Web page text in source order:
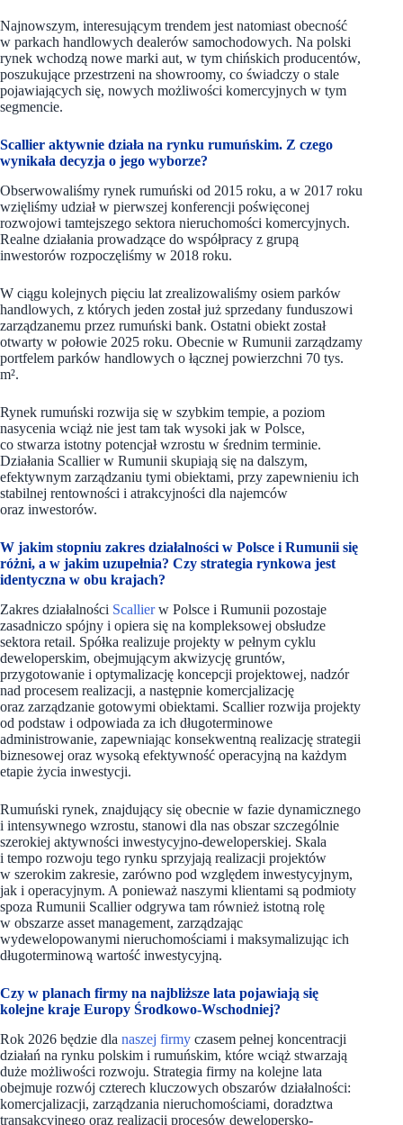
Najnowszym, interesującym trendem jest natomiast obecność
w parkach handlowych dealerów samochodowych. Na polski
rynek wchodzą nowe marki aut, w tym chińskich producentów,
poszukujące przestrzeni na showroomy, co świadczy o stale
pojawiających się, nowych możliwości komercyjnych w tym
segmencie.
Scallier aktywnie działa na rynku rumuńskim. Z czego
wynikała decyzja o jego wyborze?
Obserwowaliśmy rynek rumuński od 2015 roku, a w 2017 roku
wzięliśmy udział w pierwszej konferencji poświęconej
rozwojowi tamtejszego sektora nieruchomości komercyjnych.
Realne działania prowadzące do współpracy z grupą
inwestorów rozpoczęliśmy w 2018 roku.
W ciągu kolejnych pięciu lat zrealizowaliśmy osiem parków
handlowych, z których jeden został już sprzedany funduszowi
zarządzanemu przez rumuński bank. Ostatni obiekt został
otwarty w połowie 2025 roku. Obecnie w Rumunii zarządzamy
portfelem parków handlowych o łącznej powierzchni 70 tys.
m².
Rynek rumuński rozwija się w szybkim tempie, a poziom
nasycenia wciąż nie jest tam tak wysoki jak w Polsce,
co stwarza istotny potencjał wzrostu w średnim terminie.
Działania Scallier w Rumunii skupiają się na dalszym,
efektywnym zarządzaniu tymi obiektami, przy zapewnieniu ich
stabilnej rentowności i atrakcyjności dla najemców
oraz inwestorów.
W jakim stopniu zakres działalności w Polsce i Rumunii się
różni, a w jakim uzupełnia? Czy strategia rynkowa jest
identyczna w obu krajach?
Zakres działalności Scallierw Polsce i Rumunii pozostaje
zasadniczo spójny i opiera się na kompleksowej obsłudze
sektora retail. Spółka realizuje projekty w pełnym cyklu
deweloperskim, obejmującym akwizycję gruntów,
przygotowanie i optymalizację koncepcji projektowej, nadzór
nad procesem realizacji, a następnie komercjalizację
oraz zarządzanie gotowymi obiektami. Scallier rozwija projekty
od podstaw i odpowiada za ich długoterminowe
administrowanie, zapewniając konsekwentną realizację strategii
biznesowej oraz wysoką efektywność operacyjną na każdym
etapie życia inwestycji.
Rumuński rynek, znajdujący się obecnie w fazie dynamicznego
i intensywnego wzrostu, stanowi dla nas obszar szczególnie
szerokiej aktywności inwestycyjno-deweloperskiej. Skala
i tempo rozwoju tego rynku sprzyjają realizacji projektów
w szerokim zakresie, zarówno pod względem inwestycyjnym,
jak i operacyjnym. A ponieważ naszymi klientami są podmioty
spoza Rumunii Scallier odgrywa tam również istotną rolę
w obszarze asset management, zarządzając
wydewelopowanymi nieruchomościami i maksymalizując ich
długoterminową wartość inwestycyjną.
Czy w planach firmy na najbliższe lata pojawiają się
kolejne kraje Europy Środkowo-Wschodniej?
Rok 2026 będzie dla naszej firmy czasem pełnej koncentracji
działań na rynku polskim i rumuńskim, które wciąż stwarzają
duże możliwości rozwoju. Strategia firmy na kolejne lata
obejmuje rozwój czterech kluczowych obszarów działalności:
komercjalizacji, zarządzania nieruchomościami, doradztwa
transakcyjnego oraz realizacji procesów dewelopersko-